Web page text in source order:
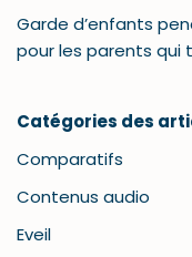
Garde d’enfants
pour les parents qui
Catégories des
Comparatifs
Contenus audio
Eveil